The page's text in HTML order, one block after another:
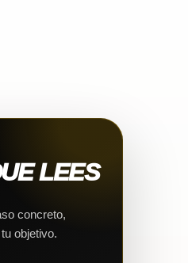
LEES
concreto,
objetivo.